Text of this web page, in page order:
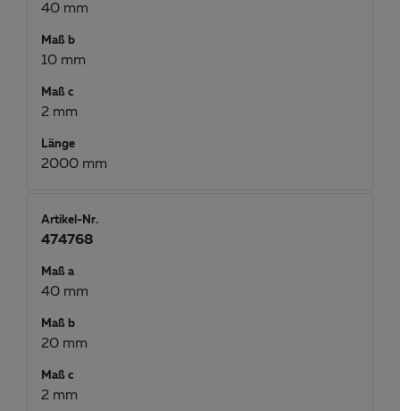
40 mm
Maß b
10 mm
Maß c
2 mm
Länge
2000 mm
Artikel-Nr.
474768
Maß a
40 mm
Maß b
20 mm
Maß c
2 mm